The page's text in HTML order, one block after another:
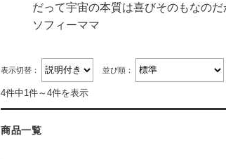
だって宇宙の本質は喜びそのもなのだ
ソフィーママ
表示切替： 並び順：
4件中1件～4件を表示
商品一覧